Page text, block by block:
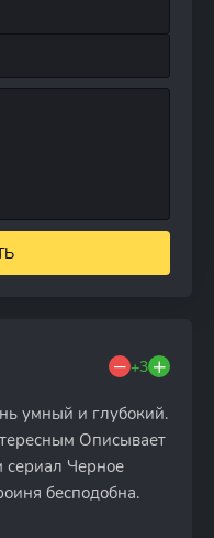
+3
умный и глубокий.
Описывает
Черное
бесподобна.